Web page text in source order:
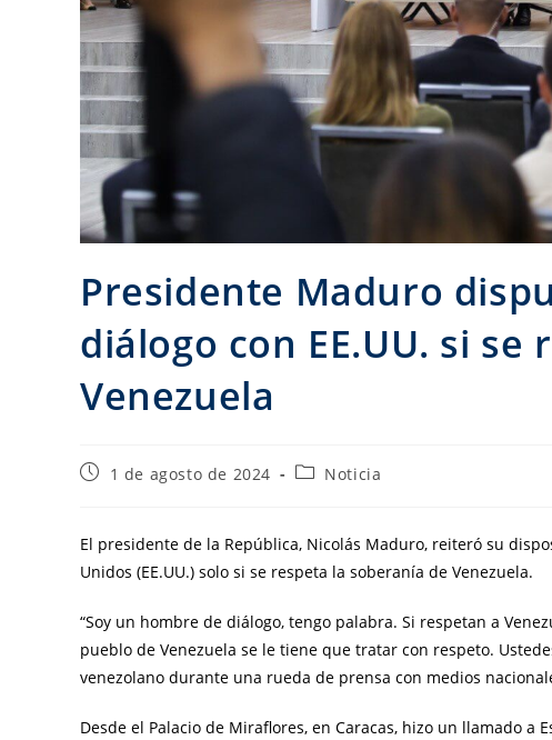
Presidente Maduro
diálogo con EE.UU. si
Venezuela
1 de agosto de 2024 Noticia
El presidente de la República, Nicolás Maduro, reiteró su
Unidos (EE.UU.) solo si se respeta la soberanía de Venezuela.
“Soy un hombre de diálogo, tengo palabra. Si respetan a
pueblo de Venezuela se le tiene que tratar con respeto.
venezolano durante una rueda de prensa con medios
Desde el Palacio de Miraflores, en Caracas, hizo un llamado